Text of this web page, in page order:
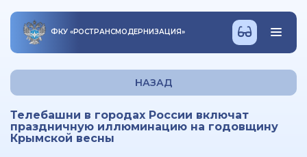
ФКУ «РОСТРАНСМОДЕРНИЗАЦИЯ»
НАЗАД
Телебашни в городах России включат
праздничную иллюминацию на годовщину
Крымской весны